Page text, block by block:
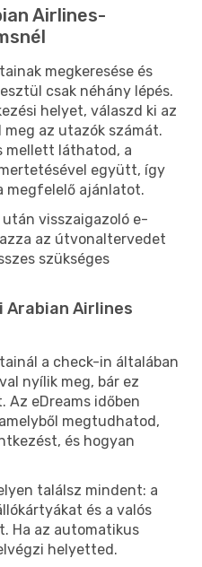
Airlines-
megkeresése és
csak néhány lépés.
helyet, válaszd ki az
az utazók számát.
mellett láthatod, a
együtt, így
megfelelő ajánlatot.
visszaigazoló e-
az útvonaltervedet
szükséges
Arabian Airlines
a check-in általában
nyílik meg, bár ez
eDreams időben
megtudhatod,
és hogyan
találsz mindent: a
és a valós
Ha az automatikus
helyetted.